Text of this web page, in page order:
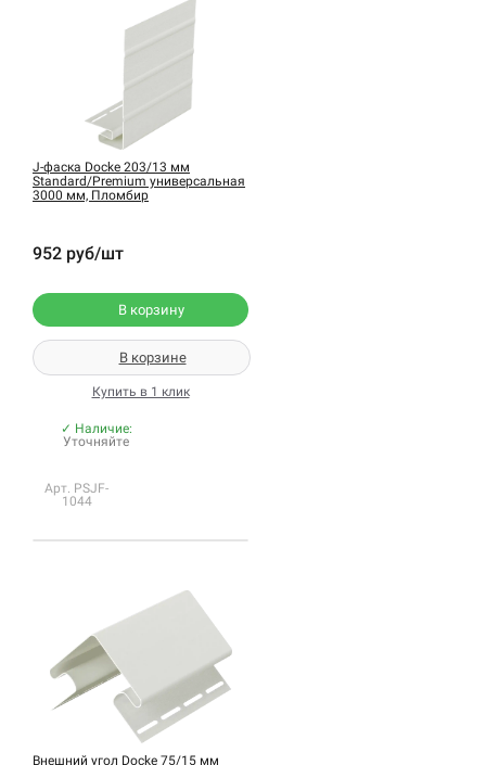
J-фаска Docke 203/13 мм
Standard/Premium универсальная
3000 мм, Пломбир
952 руб/шт
В корзину
В корзине
Купить в 1 клик
✓ Наличие:
Уточняйте
Арт. PSJF-
1044
Внешний угол Docke 75/15 мм